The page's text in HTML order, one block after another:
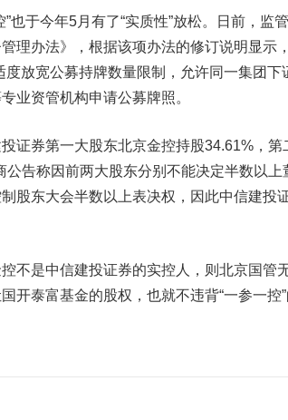
”也于今年5月有了“实质性”放松。
日前，监
理办法》，根据该项办法的修订说明显示，
度放宽公募持牌数量限制，允许同一集团
业资管机构申请公募牌照。
证券第一大股东北京金控持股34.61%，第
公告称因前两大股东分别不能决定半数以
股东大会半数以上表决权，因此中信建投
是中信建投证券的实控人，则北京国管
开泰富基金的股权，也就不违背“一参一控”